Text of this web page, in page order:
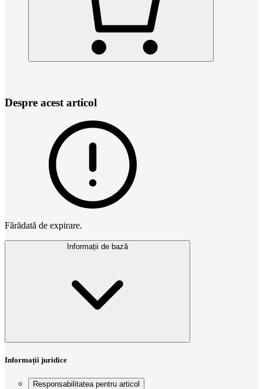
Despre acest articol
Fărădată de expirare.
Informații de bază
Informații juridice
Responsabilitatea pentru articol